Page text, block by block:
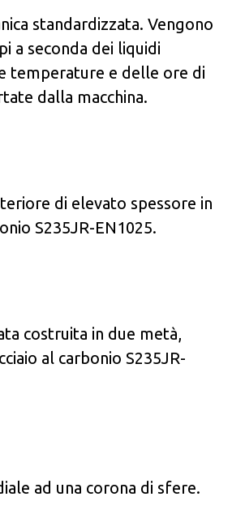
standardizzata. Vengono
a seconda dei liquidi
temperature e delle ore di
dalla macchina.
di elevato spessore in
S235JR-EN1025.
costruita in due metà,
al carbonio S235JR-
ad una corona di sfere.